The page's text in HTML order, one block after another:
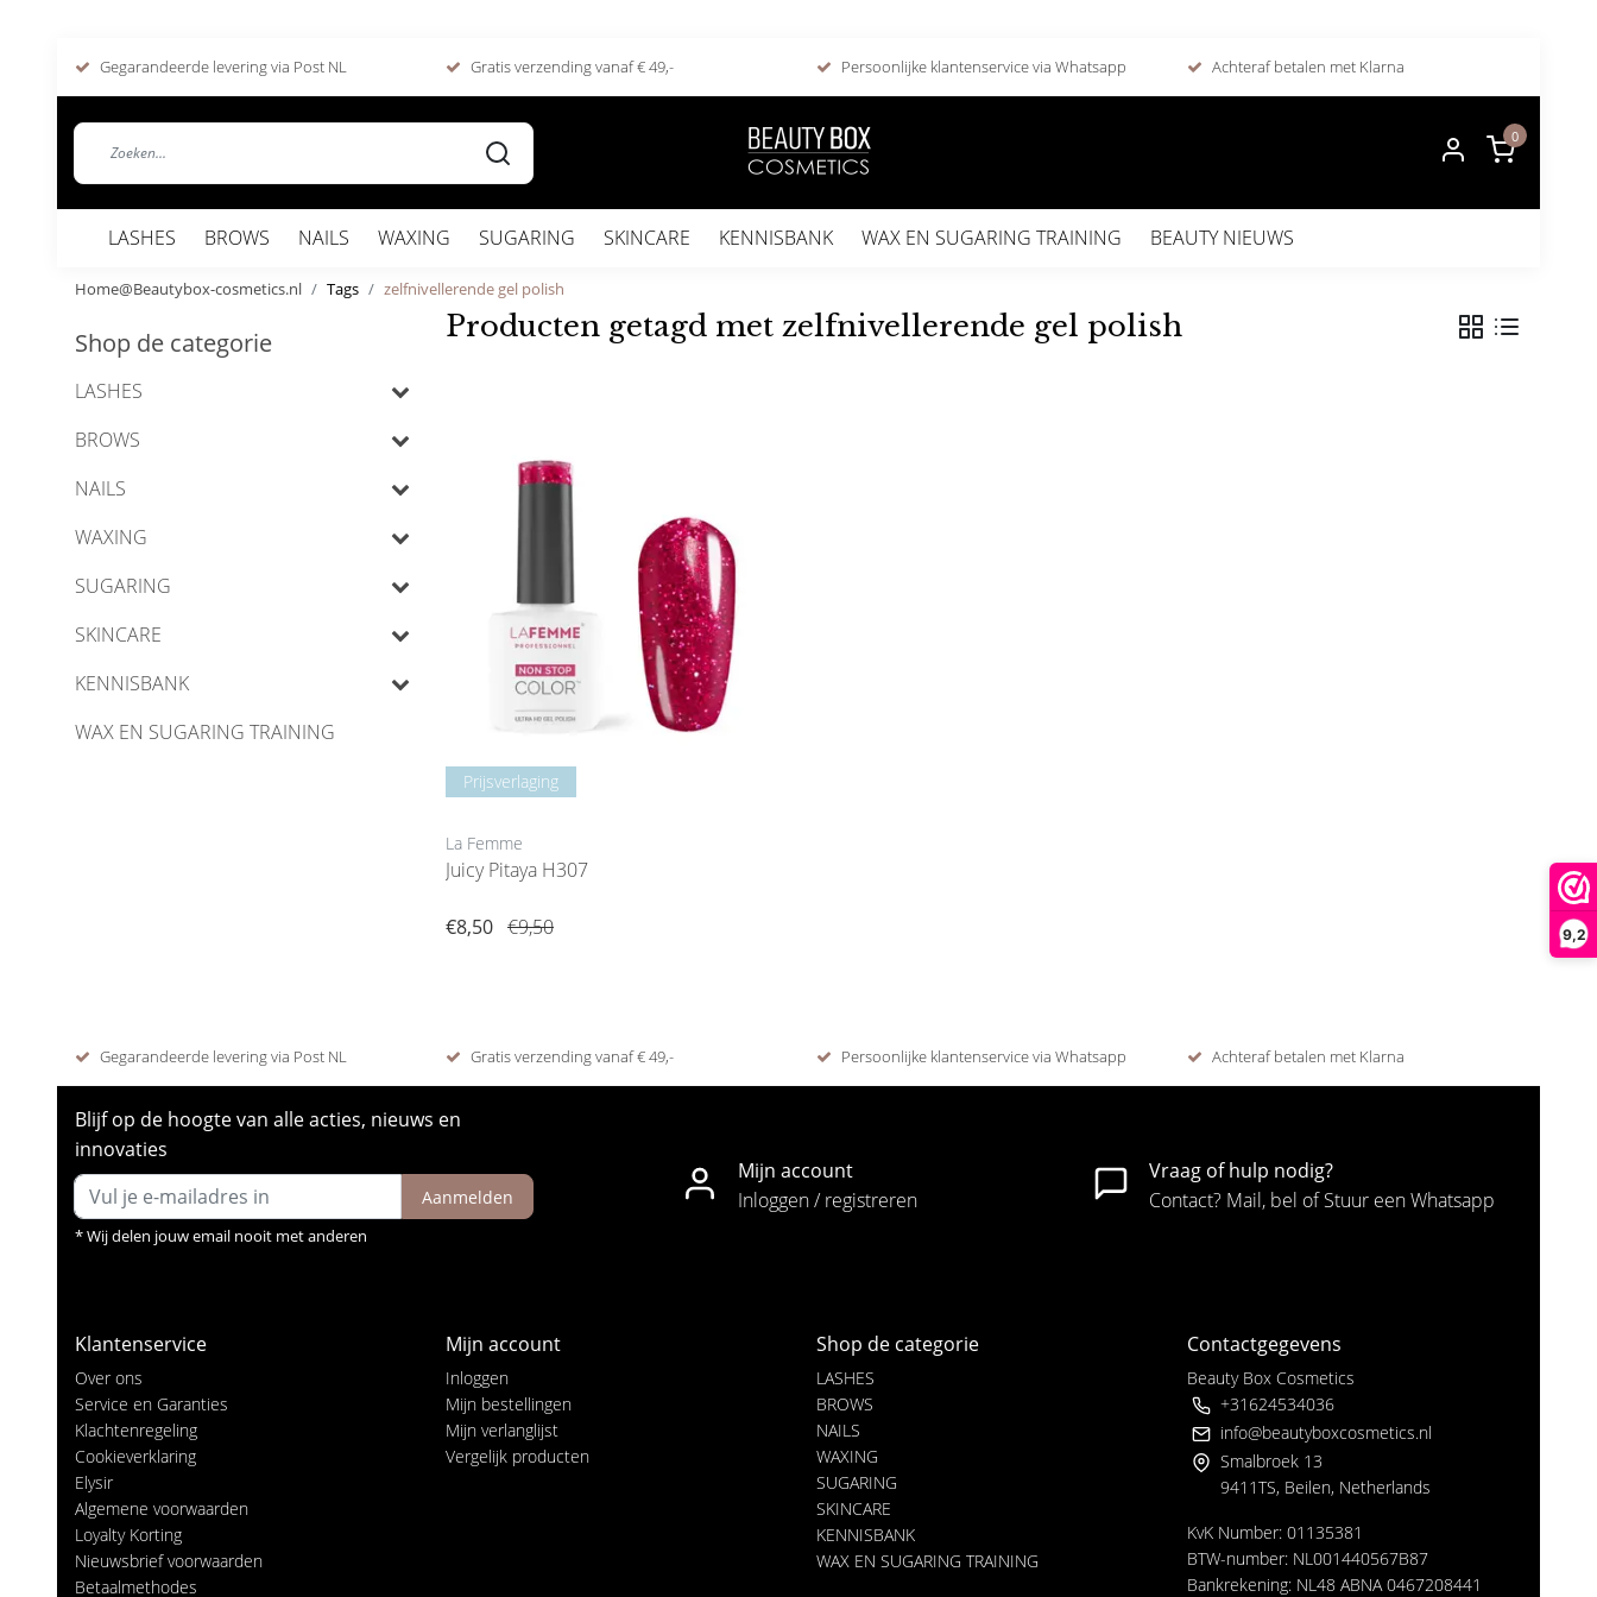
9,2
Gegarandeerde levering via Post NL Gratis verzending vanaf € 49,- Persoonlijke klantenservice via Whatsapp Achteraf betalen met Klarna
0
LASHES BROWS NAILS WAXING SUGARING SKINCARE KENNISBANK WAX EN SUGARING TRAINING BEAUTY NIEUWS
Home@Beautybox-cosmetics.nl Tags zelfnivellerende gel polish
Shop de categorie
LASHES
BROWS
NAILS
WAXING
SUGARING
SKINCARE
KENNISBANK
WAX EN SUGARING TRAINING
Producten getagd met zelfnivellerende gel polish
Prijsverlaging
La Femme
Juicy Pitaya H307
€8,50 €9,50
Gegarandeerde levering via Post NL Gratis verzending vanaf € 49,- Persoonlijke klantenservice via Whatsapp Achteraf betalen met Klarna
Blijf op de hoogte van alle acties, nieuws en
innovaties
Aanmelden
* Wij delen jouw email nooit met anderen
Mijn account
Inloggen / registreren
Vraag of hulp nodig?
Contact? Mail, bel of Stuur een Whatsapp
Klantenservice
Over ons
Service en Garanties
Klachtenregeling
Cookieverklaring
Elysir
Algemene voorwaarden
Loyalty Korting
Nieuwsbrief voorwaarden
Betaalmethodes
Mijn account
Inloggen
Mijn bestellingen
Mijn verlanglijst
Vergelijk producten
Shop de categorie
LASHES
BROWS
NAILS
WAXING
SUGARING
SKINCARE
KENNISBANK
WAX EN SUGARING TRAINING
Contactgegevens
Beauty Box Cosmetics
+31624534036
info@beautyboxcosmetics.nl
Smalbroek 13
9411TS, Beilen, Netherlands
KvK Number: 01135381
BTW-number: NL001440567B87
Bankrekening: NL48 ABNA 0467208441